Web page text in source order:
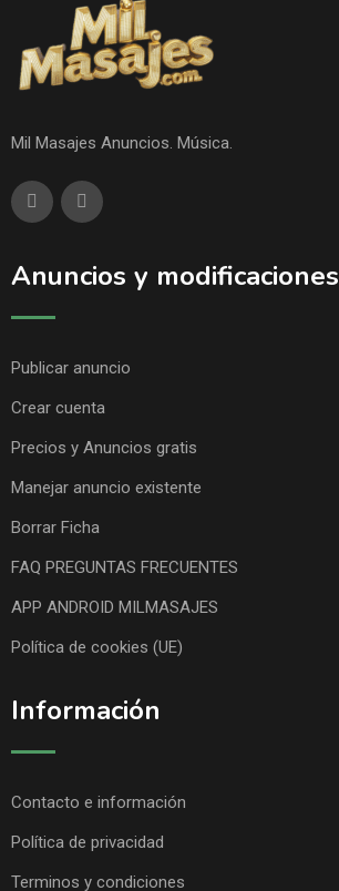
Mil Masajes Anuncios. Música.
Anuncios y modificaciones
Publicar anuncio
Crear cuenta
Precios y Anuncios gratis
Manejar anuncio existente
Borrar Ficha
FAQ PREGUNTAS FRECUENTES
APP ANDROID MILMASAJES
Política de cookies (UE)
Información
Contacto e información
Política de privacidad
Terminos y condiciones